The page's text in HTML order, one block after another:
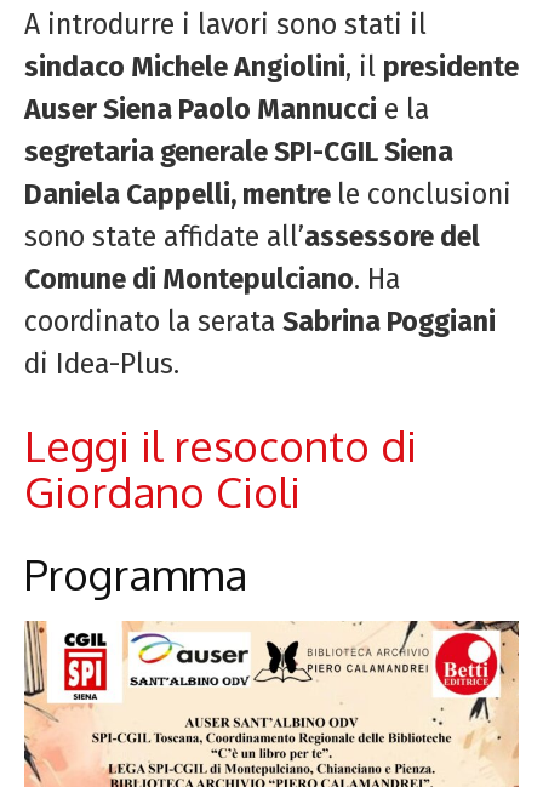
A introdurre i lavori sono stati il
sindaco Michele Angiolini, il presidente
Auser Siena Paolo Mannucci e la
segretaria generale SPI-CGIL Siena
Daniela Cappelli, mentre le conclusioni
sono state affidate all’assessore del
Comune di Montepulciano. Ha
coordinato la serata Sabrina Poggiani
di Idea-Plus.
Leggi il resoconto di
Giordano Cioli
Programma